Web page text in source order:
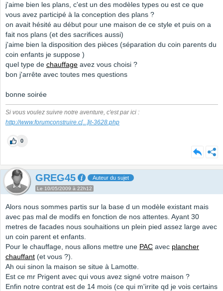
j'aime bien les plans, c'est un des modèles types ou est ce que
vous avez participé à la conception des plans ?
on avait hésité au début pour une maison de ce style et puis on a
fait nos plans (et des sacrifices aussi)
j'aime bien la disposition des pièces (séparation du coin parents du
coin enfants je suppose )
quel type de chauffage avez vous choisi ?
bon j'arrête avec toutes mes questions
bonne soirée
Si vous voulez suivre notre aventure, c'est par ici :
http://www.forumconstruire.c[...]it-3628.php
0
GREG45 Auteur du sujet
Le 10/05/2009 à 22h12
Alors nous sommes partis sur la base d un modèle existant mais
avec pas mal de modifs en fonction de nos attentes. Ayant 30
metres de facades nous souhaitions un plein pied assez large avec
un coin parent et enfants.
Pour le chauffage, nous allons mettre une PAC avec plancher
chauffant (et vous ?).
Ah oui sinon la maison se situe à Lamotte.
Est ce mr Prigent avec qui vous avez signé votre maison ?
Enfin notre contrat est de 14 mois (ce qui m'irrite qd je vois certains